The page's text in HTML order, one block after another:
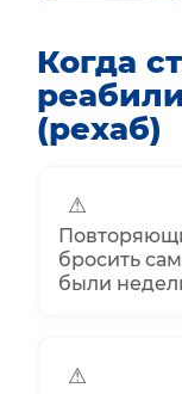
Когда
(рехаб)
⚠
бросить
были
⚠